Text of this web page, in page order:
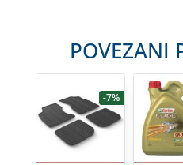
POVEZANI
-7%